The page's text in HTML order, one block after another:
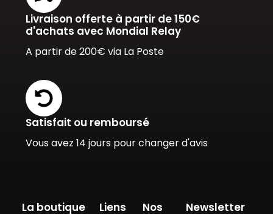
Livraison offerte à partir de 150€
d'achats avec Mondial Relay
A partir de 200€ via La Poste
Satisfait ou remboursé
Vous avez 14 jours pour changer d'avis
La boutique Liens
Nos
Newsletter